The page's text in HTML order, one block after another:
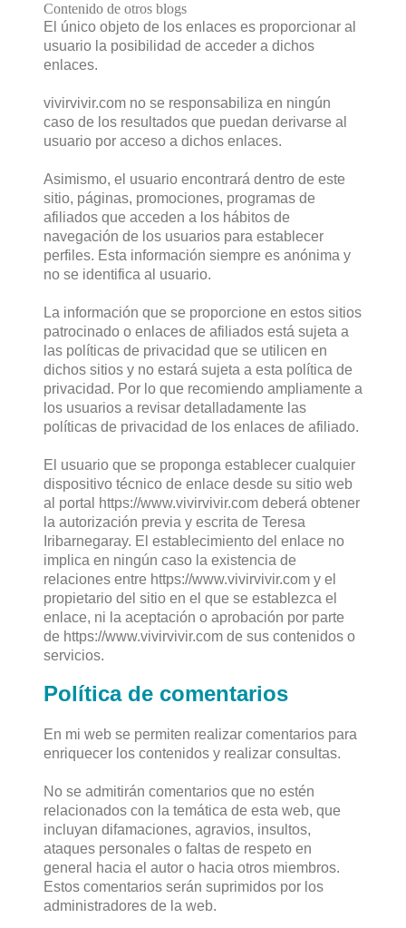
Contenido de otros blogs
El único objeto de los enlaces es proporcionar al
usuario la posibilidad de acceder a dichos
enlaces.
vivirvivir.com no se responsabiliza en ningún
caso de los resultados que puedan derivarse al
usuario por acceso a dichos enlaces.
Asimismo, el usuario encontrará dentro de este
sitio, páginas, promociones, programas de
afiliados que acceden a los hábitos de
navegación de los usuarios para establecer
perfiles. Esta información siempre es anónima y
no se identifica al usuario.
La información que se proporcione en estos sitios
patrocinado o enlaces de afiliados está sujeta a
las políticas de privacidad que se utilicen en
dichos sitios y no estará sujeta a esta política de
privacidad. Por lo que recomiendo ampliamente a
los usuarios a revisar detalladamente las
políticas de privacidad de los enlaces de afiliado.
El usuario que se proponga establecer cualquier
dispositivo técnico de enlace desde su sitio web
al portal https://www.vivirvivir.com deberá obtener
la autorización previa y escrita de Teresa
Iribarnegaray. El establecimiento del enlace no
implica en ningún caso la existencia de
relaciones entre https://www.vivirvivir.com y el
propietario del sitio en el que se establezca el
enlace, ni la aceptación o aprobación por parte
de https://www.vivirvivir.com de sus contenidos o
servicios.
Política de comentarios
En mi web se permiten realizar comentarios para
enriquecer los contenidos y realizar consultas.
No se admitirán comentarios que no estén
relacionados con la temática de esta web, que
incluyan difamaciones, agravios, insultos,
ataques personales o faltas de respeto en
general hacia el autor o hacia otros miembros.
Estos comentarios serán suprimidos por los
administradores de la web.